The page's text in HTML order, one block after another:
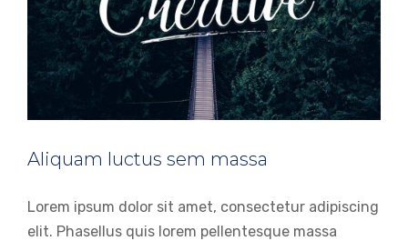
Aliquam luctus sem massa
Lorem ipsum dolor sit amet, consectetur adipiscing
elit. Phasellus quis lorem pellentesque massa